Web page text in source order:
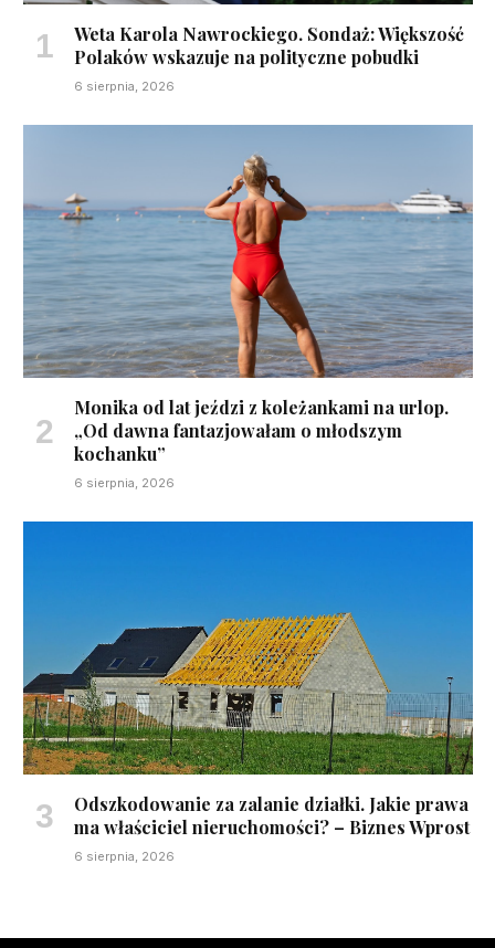
Weta Karola Nawrockiego. Sondaż: Większość
Polaków wskazuje na polityczne pobudki
6 sierpnia, 2026
Monika od lat jeździ z koleżankami na urlop.
„Od dawna fantazjowałam o młodszym
kochanku”
6 sierpnia, 2026
Odszkodowanie za zalanie działki. Jakie prawa
ma właściciel nieruchomości? – Biznes Wprost
6 sierpnia, 2026